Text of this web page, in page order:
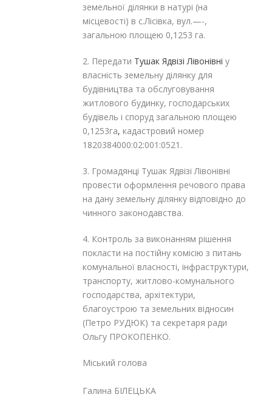
земельної ділянки в натурі (на
місцевості) в с.Лісівка, вул.—-,
загальною площею 0,1253 га.
2. Передати Тушак Ядвізі Лівонівні у
власність земельну ділянку для
будівництва та обслуговування
житлового будинку, господарських
будівель і споруд загальною площею
0,1253га, кадастровий номер
1820384000:02:001:0521.
3. Громадянці Тушак Ядвізі Лівонівні
провести оформлення речового права
на дану земельну ділянку відповідно до
чинного законодавства.
4. Контроль за виконанням рішення
покласти на постійну комісію з питань
комунальної власності, інфраструктури,
транспорту, житлово-комунального
господарства, архітектури,
благоустрою та земельних відносин
(Петро РУДЮК) та секретаря ради
Ольгу ПРОКОПЕНКО.
Міський голова
Галина БІЛЕЦЬКА